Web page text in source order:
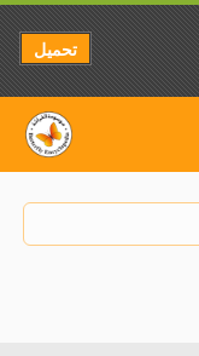
تحميل